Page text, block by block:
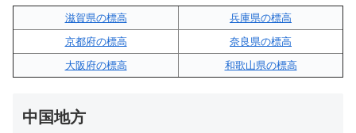
滋賀県の標高
兵庫県の標高
京都府の標高
奈良県の標高
大阪府の標高
和歌山県の標高
中国地方